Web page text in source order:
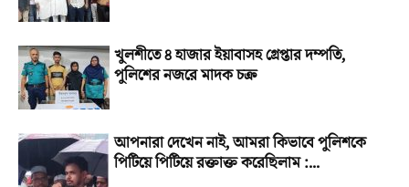
খুলশীতে ৪ হাজার ইয়াবাসহ গ্রেপ্তার দম্পতি,
পুলিশের নজরে মাদক চক্র
আপনারা দেখেন নাই, আমরা কিভাবে পুলিশকে
পিটিয়ে পিটিয়ে রক্তাক্ত করেছিলাম :...